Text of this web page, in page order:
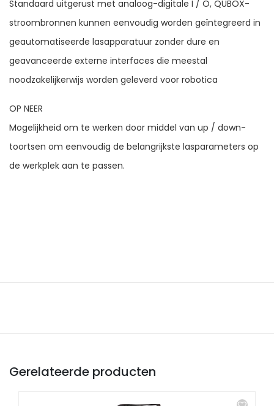
Standaard uitgerust met analoog-digitale I / O, QUBOX-
stroombronnen kunnen eenvoudig worden geïntegreerd in
geautomatiseerde lasapparatuur zonder dure en
geavanceerde externe interfaces die meestal
noodzakelijkerwijs worden geleverd voor robotica
OP NEER
Mogelijkheid om te werken door middel van up / down-
toortsen om eenvoudig de belangrijkste lasparameters op
de werkplek aan te passen.
Gerelateerde producten